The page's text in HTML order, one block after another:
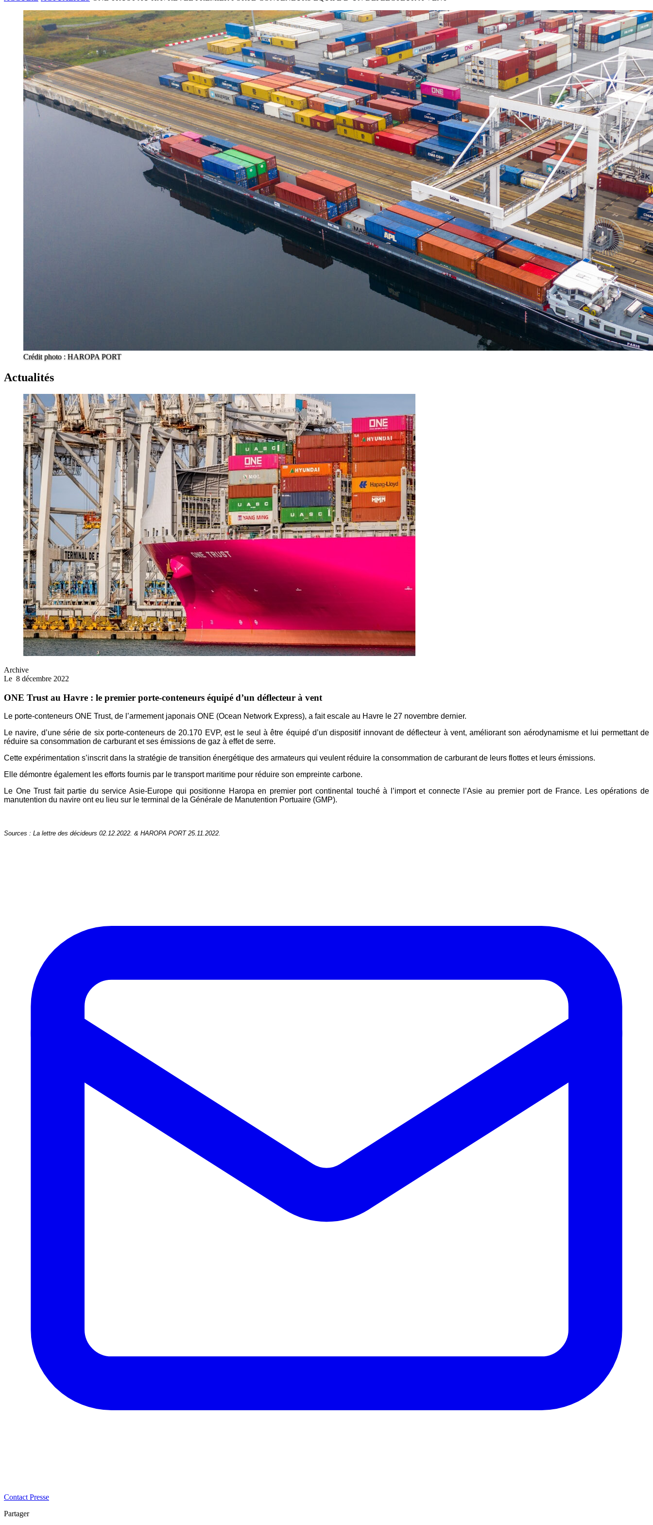
Crédit photo : HAROPA PORT
Actualités
Archive
Le 8 décembre 2022
ONE Trust au Havre : le premier porte-conteneurs équipé d’un déflecteur à vent
Le porte-conteneurs ONE Trust, de l’armement japonais ONE (Ocean Network Express), a faitescale au Havre le 27 novembre dernier.
Le navire, d’une série de six porte-conteneurs de 20.170 EVP, est le seul à être équipé d’un dispositif innovant de déflecteur à vent, améliorant son aérodynamisme et lui permettant de
réduire sa consommation de carburant et ses émissions de gaz à effet de serre.
Cette expérimentation s’inscrit dans la stratégie de transition énergétique des armateurs qui veulent réduire la consommation de carburant de leurs flottes et leurs émissions.
Elle démontre également les efforts fournis par le transport maritime pour réduire son empreinte carbone.
Le One Trust fait partie du service Asie-Europe qui positionne Haropa en premier port continental touché à l’import et connecte l’Asie au premier port de France. Les opérations de
manutention du navire ont eu lieu sur le terminal de la Générale de Manutention Portuaire (GMP).
Sources : La lettre des décideurs 02.12.2022. & HAROPA PORT 25.11.2022.
Contact Presse
Partager